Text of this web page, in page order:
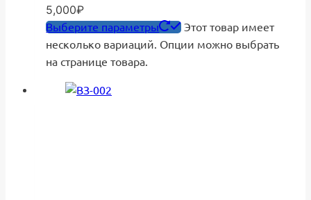
5,000₽
Выберите параметры
Этот товар имеет
несколько вариаций. Опции можно выбрать
на странице товара.